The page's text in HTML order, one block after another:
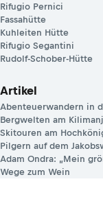
Rifugio Pernici
Fassahütte
Kuhleiten Hütte
Rifugio Segantini
Rudolf-Schober-Hütte
Artikel
Abenteuerwandern in
Bergwelten am
Skitouren am
Pilgern auf dem
Adam Ondra: „Mein
Wege zum Wein